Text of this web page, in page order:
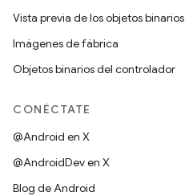
Vista previa de los objetos binarios
Imágenes de fábrica
Objetos binarios del controlador
CONÉCTATE
@Android en X
@AndroidDev en X
Blog de Android